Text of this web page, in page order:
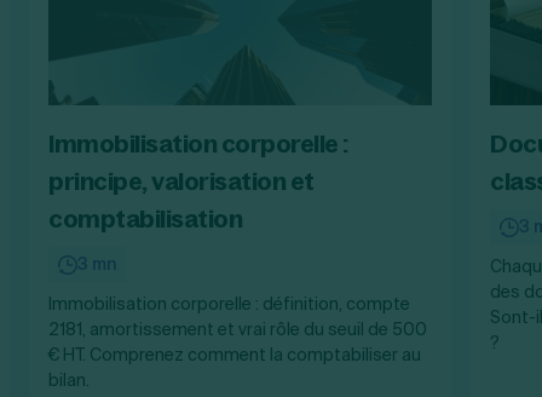
Immobilisation corporelle :
principe, valorisation et
comptabilisation
3 mn
Immobilisation corporelle : définition, compte
2181, amortissement et vrai rôle du seuil de 500
€ HT. Comprenez comment la comptabiliser au
bilan.
3
des
Sont-
?